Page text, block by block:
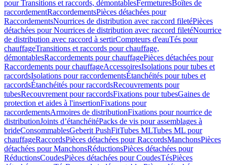
pour Transitions et raccords, démontablesFermeturesBoîtes de
raccordementRaccordementsPièces détachées pour
RaccordementsNourrices de distribution avec raccord filetéPièces
détachées pour Nourrices de distribution avec raccord filetéNourrice
de distribution avec raccord à sertirCompteurs d'eauTés pour
chauffageTransitions et raccords pour chauffage,
démontablesRaccordements pour chauffagePièces détachées pour
Raccordements pour chauffageAccessoiresIsolations pour tubes et
raccordsIsolations pour raccordementsÉtanchéités pour tubes et
raccordsÉtanchéités pour raccordsRecouvrements pour
tubesRecouvrement pour raccordsFixations pour tubesGaines de
protection et aides à l'insertionFixations pour
raccordementsArmoires de distributionFixations pour nourrice de
distributionJoints d’étanchéitéPacks de vis pour assemblages à
brideConsommablesGeberit PushFitTubes MLTubes ML pour
chauffageRaccordsPièces détachées pour RaccordsManchonsPièces
détachées pour ManchonsRéductionsPièces détachées pour
RéductionsCoudesPièces détachées pour CoudesTésPièces